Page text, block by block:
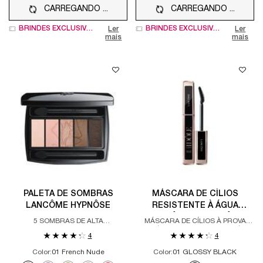
CARREGANDO ...
BRINDES EXCLUSIVOS
Ler
mais
CARREGANDO ...
BRINDES EXCLUSIVOS
Ler
mais
PALETA DE SOMBRAS
LANCÔME HYPNÔSE
5 SOMBRAS DE ALTA
DURAÇÃO 4
Color:01 French Nude
MÁSCARA DE CÍLIOS
RESISTENTE À ÁGUA
LANCÔME LASH IDÔLE
PRETA
MÁSCARA DE CÍLIOS À PROVA
VOLUME
4
Color:01 GLOSSY BLACK